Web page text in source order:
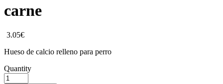
carne
3.05€
Hueso de calcio relleno para perro
Quantity